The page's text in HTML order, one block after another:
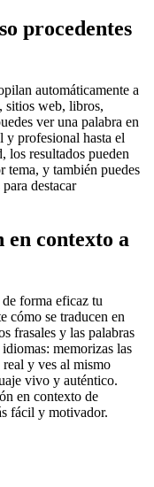
procedentes
automáticamente a
sitios web, libros,
ver una palabra en
y profesional hasta el
los resultados pueden
tema, y también puedes
destacar
contexto a
forma eficaz tu
cómo se traducen en
frasales y las palabras
memorizas las
real y ves al mismo
vivo y auténtico.
en contexto de
fácil y motivador.